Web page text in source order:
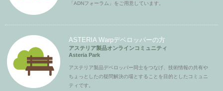
「ADNフォーラム」をご用意しています。
ASTERIA Warpデベロッパーの方
アステリア製品オンラインコミュニティ
Asteria Park
アステリア製品デベロッパー同士をつなげ、技術情報の共有や
ちょっとしたの疑問解決の場とすることを目的としたコミュニ
ティです。